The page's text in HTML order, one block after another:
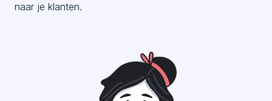
naar je klanten.